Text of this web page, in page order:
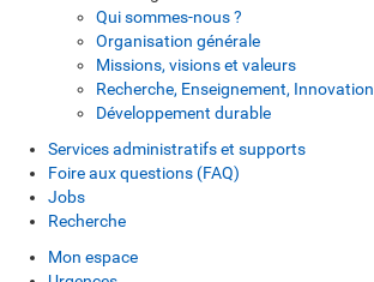
Qui sommes-nous ?
Organisation générale
Missions, visions et valeurs
Recherche, Enseignement, Innovation
Développement durable
Services administratifs et supports
Foire aux questions (FAQ)
Jobs
Recherche
Mon espace